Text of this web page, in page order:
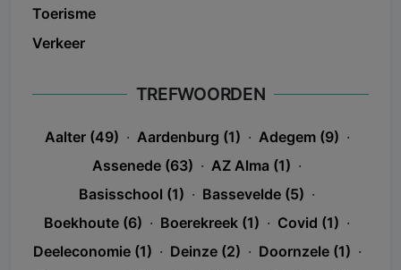
Toerisme
Verkeer
TREFWOORDEN
Aalter (49) · Aardenburg (1) · Adegem (9) ·
Assenede (63) · AZ Alma (1) ·
Basisschool (1) · Bassevelde (5) ·
Boekhoute (6) · Boerekreek (1) · Covid (1) ·
Deeleconomie (1) · Deinze (2) · Doornzele (1) ·